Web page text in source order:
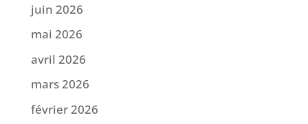
juin 2026
mai 2026
avril 2026
mars 2026
février 2026